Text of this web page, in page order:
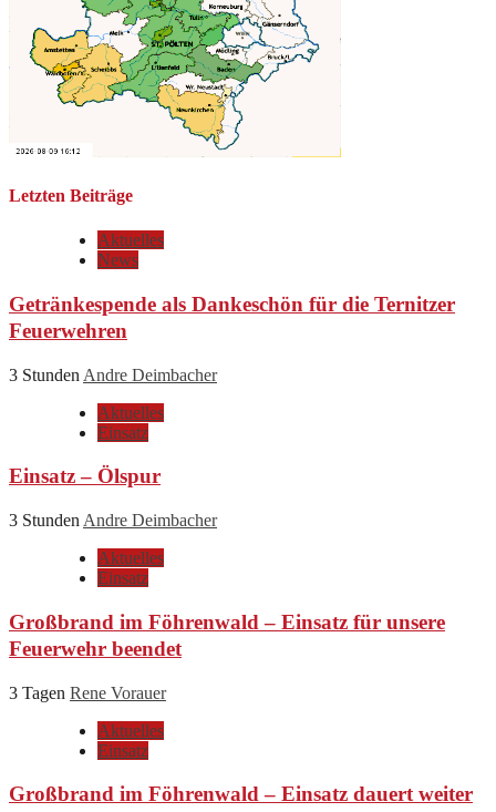
Letzten Beiträge
Aktuelles
News
Getränkespende als Dankeschön für die Ternitzer
Feuerwehren
3 Stunden Andre Deimbacher
Aktuelles
Einsatz
Einsatz – Ölspur
3 Stunden Andre Deimbacher
Aktuelles
Einsatz
Großbrand im Föhrenwald – Einsatz für unsere
Feuerwehr beendet
3 Tagen Rene Vorauer
Aktuelles
Einsatz
Großbrand im Föhrenwald – Einsatz dauert weiter